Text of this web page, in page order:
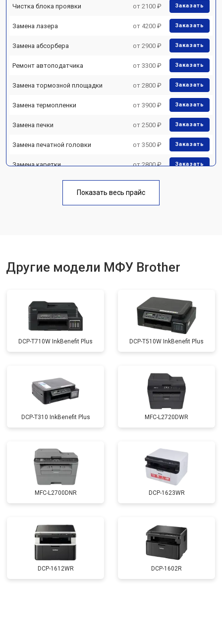
Чистка блока проявки от 2100 ₽ Заказать
Замена лазера от 4200 ₽ Заказать
Замена абсорбера от 2900 ₽ Заказать
Ремонт автоподатчика от 3300 ₽ Заказать
Замена тормозной площадки от 2800 ₽ Заказать
Замена термопленки от 3900 ₽ Заказать
Замена печки от 2500 ₽ Заказать
Замена печатной головки от 3500 ₽ Заказать
Замена каретки от 2800 ₽ Заказать
от 3500 ₽
Показать весь прайс
Другие модели МФУ Brother
DCP-T710W InkBenefit Plus DCP-T510W InkBenefit Plus
DCP-T310 InkBenefit Plus MFC-L2720DWR
MFC-L2700DNR DCP-1623WR
DCP-1612WR DCP-1602R